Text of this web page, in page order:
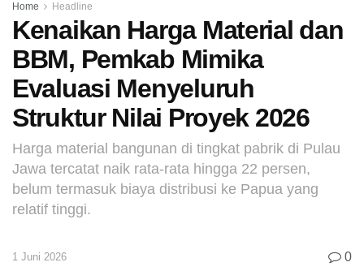
Home Headline
Kenaikan Harga Material dan
BBM, Pemkab Mimika
Evaluasi Menyeluruh
Struktur Nilai Proyek 2026
Harga material bangunan di tingkat pabrik di Pulau
Jawa tercatat naik rata-rata hingga 22 persen,
belum termasuk biaya distribusi ke Papua yang
relatif tinggi.
1 Juni 2026 0